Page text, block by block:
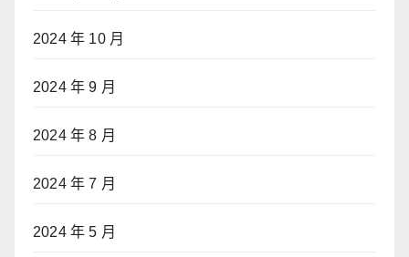
2024 年 10 月
2024 年 9 月
2024 年 8 月
2024 年 7 月
2024 年 5 月